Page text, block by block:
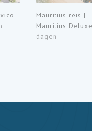
Mauritius reis |
Mauritius Deluxe
dagen